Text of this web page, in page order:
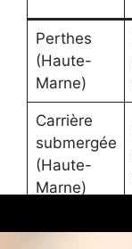
Perthes
(Haute-
Marne)
Carrière
submergée
(Haute-
Marne)